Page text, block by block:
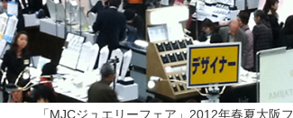
「MJCジュエリーフェア」2012年春夏大阪